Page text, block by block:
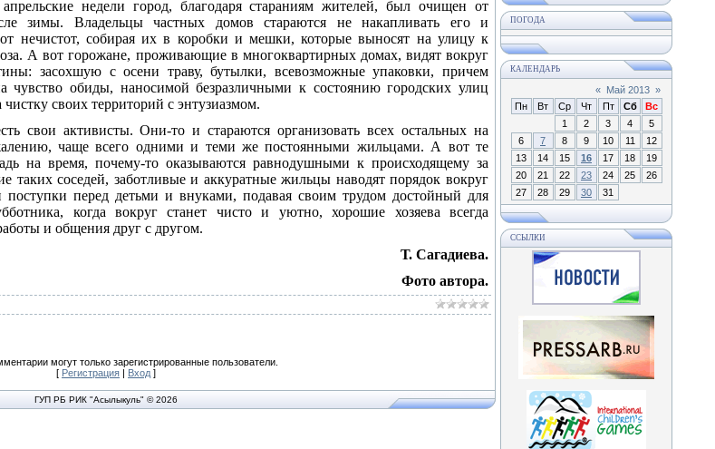
недели город, благодаря стараниям жителей, был очищен от
зимы. Владельцы частных домов стараются не накапливать его и
от нечистот, собирая их в коробки и мешки, которые выносят на улицу к
А вот горожане, проживающие в многоквартирных домах, видят вокруг
засохшую с осени траву, бутылки, всевозможные упаковки, причем
чувство обиды, наносимой безразличными к состоянию городских улиц
своих территорий с энтузиазмом.
свои активисты. Они-то и стараются организовать всех остальных на
чаще всего одними и теми же постоянными жильцами. А вот те
на время, почему-то оказываются равнодушными к происходящему за
таких соседей, заботливые и аккуратные жильцы наводят порядок вокруг
поступки перед детьми и внуками, подавая своим трудом достойный для
когда вокруг станет чисто и уютно, хорошие хозяева всегда
и общения друг с другом.
Т. Сагадиева.
Фото автора.
могут только зарегистрированные пользователи.
[ Регистрация | Вход ]
ГУП РБ РИК "Асылыкуль" © 2026
ПОГОДА
КАЛЕНДАРЬ
« Май 2013 »
Пн
Вт Ср Чт Пт Сб
Вс
1
2 3 4
5
6
7 8 9 10 11
12
13
14 15 16 17 18
19
20
21 22 23 24 25
26
27
28 29 30 31
ССЫЛКИ